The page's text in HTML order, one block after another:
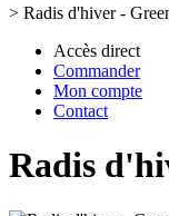
> Radis d'hiver -
Accès direct
Commander
Mon compte
Contact
Radis